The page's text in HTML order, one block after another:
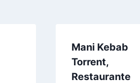
Mani Kebab
Torrent,
Restaurante